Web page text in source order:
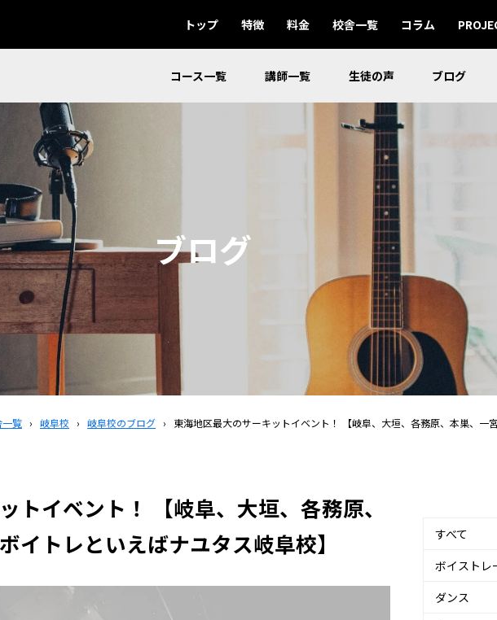
トップ 特徴 料金 校舎一覧 コラム
コース一覧 講師一覧 生徒の声 ブログ
ブログ
一覧 › 岐阜校 › 岐阜校のブログ ›
東海地区最大のサーキットイベント！ 【岐阜、大垣、各務原、本巣、一
トイベント！ 【岐阜、大垣、各務原、
イトレといえばナユタス岐阜校】
すべて
ボイストレ
ダンス